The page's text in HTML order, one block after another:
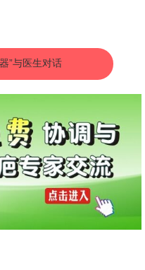
”与医生对话